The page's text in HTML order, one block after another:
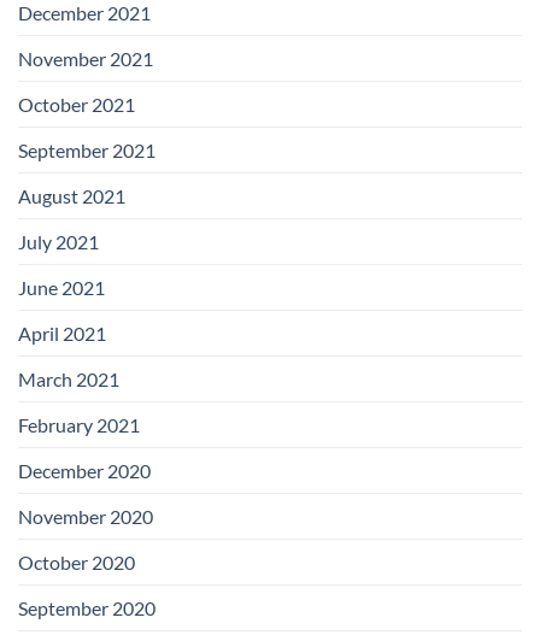
December 2021
November 2021
October 2021
September 2021
August 2021
July 2021
June 2021
April 2021
March 2021
February 2021
December 2020
November 2020
October 2020
September 2020